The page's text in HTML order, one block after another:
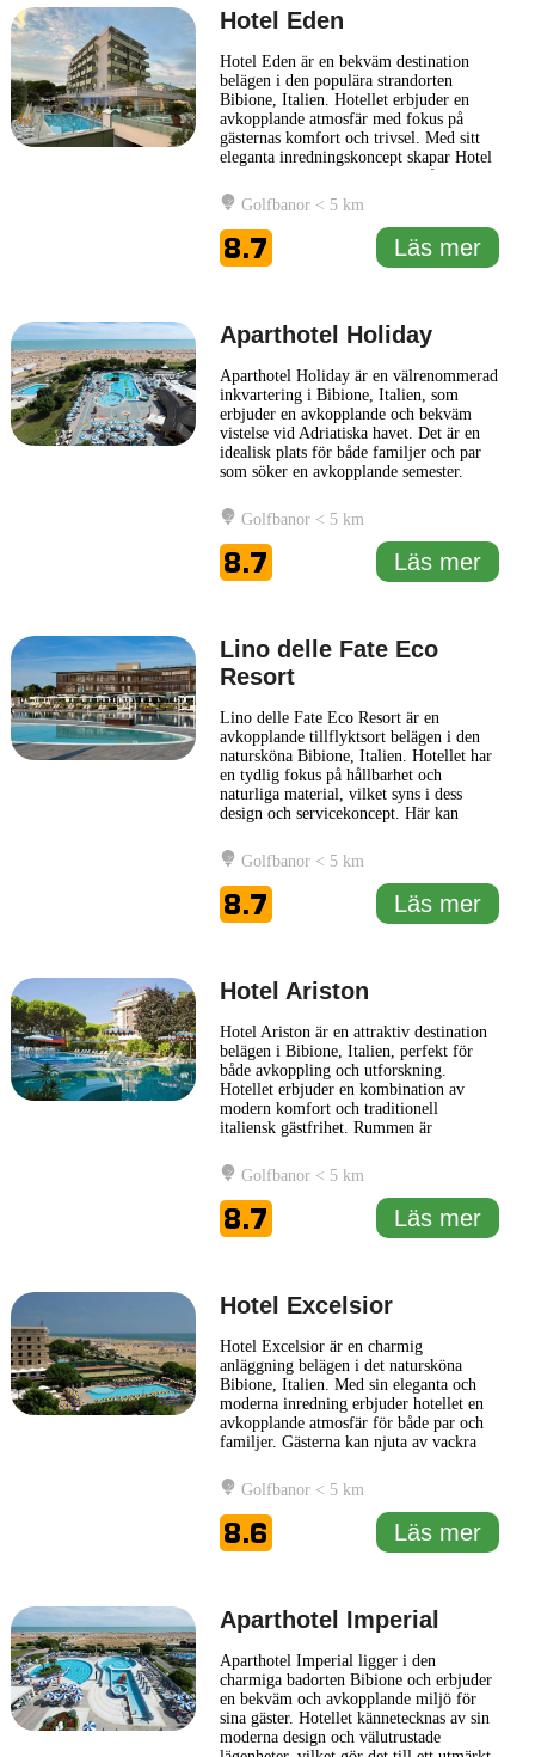
Hotel Eden
Hotel Eden är en bekväm destination
belägen i den populära strandorten
Bibione, Italien. Hotellet erbjuder en
avkopplande atmosfär med fokus på
gästernas komfort och trivsel. Med sitt
eleganta inredningskoncept skapar Hotel
och familjer som söker en avkopplande
semester nära havet. Hotellets faciliteter
inkluderar en inbjudande restaurang som
serverar läcker italiensk
... Läs mer
Golfbanor < 5 km
8.7 Läs mer
Aparthotel Holiday
Aparthotel Holiday är en välrenommerad
inkvartering i Bibione, Italien, som
erbjuder en avkopplande och bekväm
vistelse vid Adriatiska havet. Det är en
idealisk plats för både familjer och par
som söker en avkopplande semester.
utrustade lägenheter, vilka ger gästerna
möjlighet att laga sina egna måltider och
njuta av ett mer självständigt boende.
Aparthotel Holiday
... Läs mer
Golfbanor < 5 km
8.7 Läs mer
Lino delle Fate Eco
Resort
Lino delle Fate Eco Resort är en
avkopplande tillflyktsort belägen i den
natursköna Bibione, Italien. Hotellet har
en tydlig fokus på hållbarhet och
naturliga material, vilket syns i dess
design och servicekoncept. Här kan
omgivningen med närhet till både strand
och grönområden, vilket skapar en
perfekt miljö för avkoppling och
rekreation. Lino delle Fate Eco Resort
erbjuder
Golfbanor < 5 km
8.7 Läs mer
Hotel Ariston
Hotel Ariston är en attraktiv destination
belägen i Bibione, Italien, perfekt för
både avkoppling och utforskning.
Hotellet erbjuder en kombination av
modern komfort och traditionell
italiensk gästfrihet. Rummen är
att ge en lugn och avkopplande atmosfär.
Du kan njuta av bekvämligheter som
luftkonditionering, gratis Wi-Fi och
platt-tv i varje rum. Gästerna på ... Läs
mer
Golfbanor < 5 km
8.7 Läs mer
Hotel Excelsior
Hotel Excelsior är en charmig
anläggning belägen i det natursköna
Bibione, Italien. Med sin eleganta och
moderna inredning erbjuder hotellet en
avkopplande atmosfär för både par och
familjer. Gästerna kan njuta av vackra
utrustade med de bekvämligheter man
förväntar sig av ett kvalitetsboende.
Hotel Excelsior har ett fokus på att ge
gästerna en personlig upplevelse,... Läs
mer
Golfbanor < 5 km
8.6 Läs mer
Aparthotel Imperial
Aparthotel Imperial ligger i den
charmiga badorten Bibione och erbjuder
en bekväm och avkopplande miljö för
sina gäster. Hotellet kännetecknas av sin
moderna design och välutrustade